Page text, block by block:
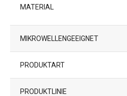
MATERIAL
MIKROWELLENGEEIGNET
PRODUKTART
PRODUKTLINIE